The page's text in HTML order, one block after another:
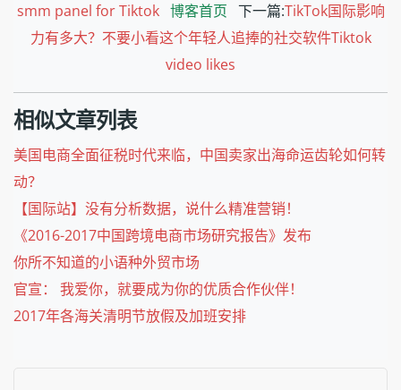
smm panel for Tiktok 博客首页 下一篇:TikTok国际影响
力有多大？不要小看这个年轻人追捧的社交软件Tiktok
video likes
相似文章列表
美国电商全面征税时代来临，中国卖家出海命运齿轮如何转
动？
【国际站】没有分析数据，说什么精准营销！
《2016-2017中国跨境电商市场研究报告》发布
你所不知道的小语种外贸市场
官宣： 我爱你，就要成为你的优质合作伙伴！
2017年各海关清明节放假及加班安排